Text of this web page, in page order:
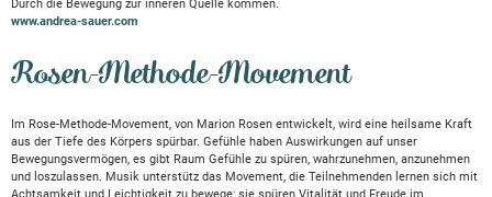
Durch die Bewegung zur inneren Quelle kommen.
www.andrea-sauer.com
Rosen-Methode-Movement
Im Rose-Methode-Movement, von Marion Rosen entwickelt, wird eine heilsame Kraft
aus der Tiefe des Körpers spürbar. Gefühle haben Auswirkungen auf unser
Bewegungsvermögen, es gibt Raum Gefühle zu spüren, wahrzunehmen, anzunehmen
und loszulassen. Musik unterstütz das Movement, die Teilnehmenden lernen sich mit